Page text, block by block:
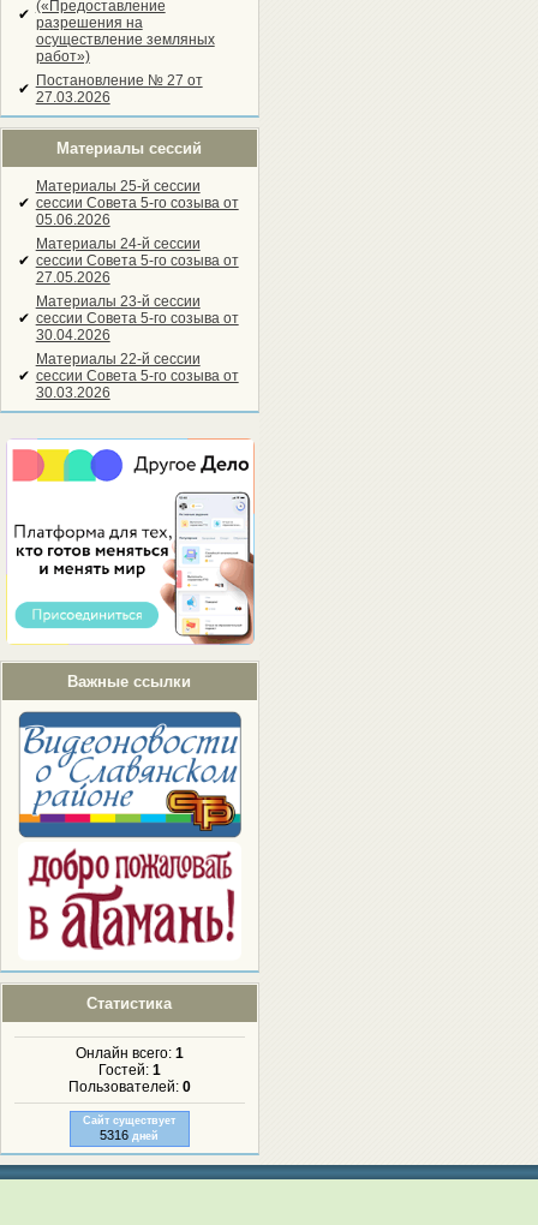
✔ («Предоставление
разрешения на
осуществление земляных
работ»)
✔ Постановление № 27 от
27.03.2026
Материалы сессий
✔
Материалы 25-й сессии
сессии Совета 5-го созыва от
05.06.2026
✔
Материалы 24-й сессии
сессии Совета 5-го созыва от
27.05.2026
✔
Материалы 23-й сессии
сессии Совета 5-го созыва от
30.04.2026
✔
Материалы 22-й сессии
сессии Совета 5-го созыва от
30.03.2026
Важные ссылки
Статистика
Онлайн всего: 1
Гостей: 1
Пользователей: 0
Сайт существует
5316 дней